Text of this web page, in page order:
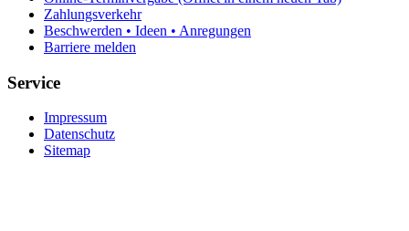
Zahlungsverkehr
Beschwerden • Ideen • Anregungen
Barriere melden
Service
Impressum
Datenschutz
Sitemap